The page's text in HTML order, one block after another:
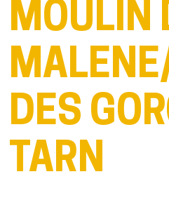
MOULIN
DES
TARN